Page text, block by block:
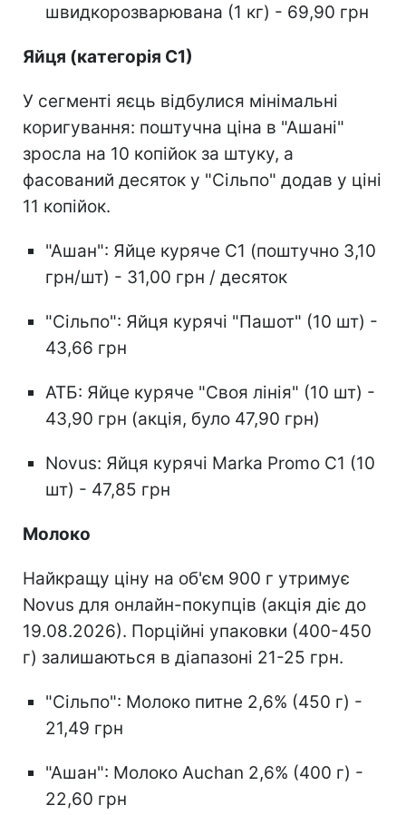
швидкорозварювана (1 кг) - 69,90 грн
Яйця (категорія С1)
У сегменті яєць відбулися мінімальні
коригування: поштучна ціна в "Ашані"
зросла на 10 копійок за штуку, а
фасований десяток у "Сільпо" додав у ціні
11 копійок.
"Ашан": Яйце куряче С1 (поштучно 3,10
грн/шт) - 31,00 грн / десяток
"Сільпо": Яйця курячі "Пашот" (10 шт) -
43,66 грн
АТБ: Яйце куряче "Своя лінія" (10 шт) -
43,90 грн (акція, було 47,90 грн)
Novus: Яйця курячі Marka Promo С1 (10
шт) - 47,85 грн
Молоко
Найкращу ціну на об'єм 900 г утримує
Novus для онлайн-покупців (акція діє до
19.08.2026). Порційні упаковки (400-450
г) залишаються в діапазоні 21-25 грн.
"Сільпо": Молоко питне 2,6% (450 г) -
21,49 грн
"Ашан": Молоко Auchan 2,6% (400 г) -
22,60 грн